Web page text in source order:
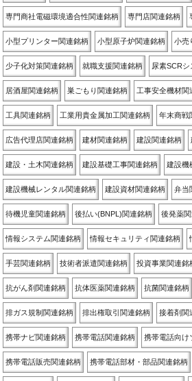
専門商社電磁環境適合性関連銘柄 専門店関連銘柄
小型プリンター関連銘柄 小型原子炉関連銘柄 小売
少子化対策関連銘柄 就職支援関連銘柄 尿素SCR
居酒屋関連銘柄 巣ごもり関連銘柄 工事安全機材関
工具関連銘柄 工業用貴金属加工関連銘柄 年末商戦
広告代理店関連銘柄 建材関連銘柄 建設関連銘柄
建設・土木関連銘柄 建設基礎工事関連銘柄 建設機
建設機械レンタル関連銘柄 建設資材関連銘柄 弁当
待機児童関連銘柄 後払い(BNPL)関連銘柄 後発薬
情報システム関連銘柄 情報セキュリティ関連銘柄
手芸関連銘柄 技術者派遣関連銘柄 投資事業関連銘
抗がん剤関連銘柄 抗体医薬関連銘柄 抗菌関連銘柄
排ガス規制関連銘柄 排出権取引関連銘柄 接着剤関
携帯ナビ関連銘柄 携帯電話関連銘柄 携帯電話向け
携帯電話販売関連銘柄 携帯電話部材・部品関連銘柄